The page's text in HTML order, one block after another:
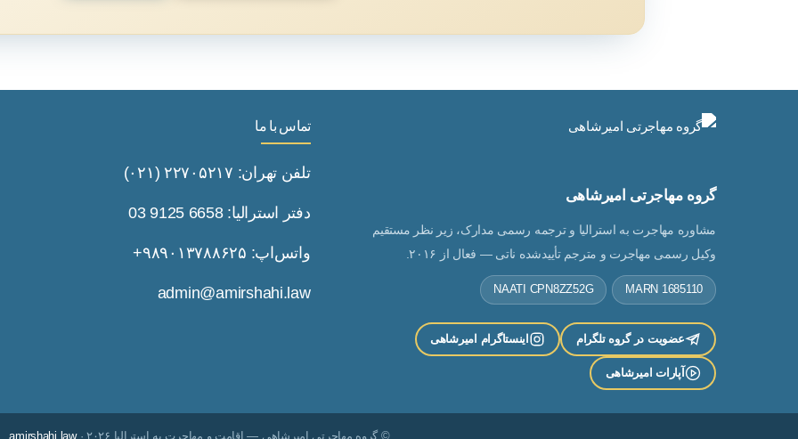
گروه مهاجرتی امیرشاهی
مشاوره مهاجرت به استرالیا و ترجمه رسمی مدارک، زیر نظر مستقیم
وکیل رسمی مهاجرت و مترجم تأییدشده ناتی — فعال از ۲۰۱۶.
MARN 1685110
NAATI CPN8ZZ52G
عضویت در گروه تلگرام اینستاگرام امیرشاهی
آپارات امیرشاهی
تماس با ما
تلفن تهران: ۲۲۷۰۵۲۱۷ (۰۲۱)
دفتر استرالیا: 6658 9125 03
واتس‌اپ: ۹۸۹۰۱۳۷۸۸۶۲۵+
admin@amirshahi.law
© گروه مهاجرتی امیرشاهی — اقامت و مهاجرت به استرالیا ۲۰۲۶ · amirshahi.law